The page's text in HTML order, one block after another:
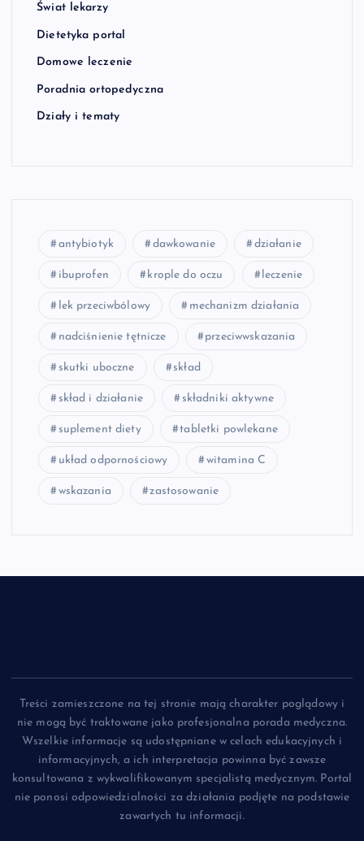
Świat lekarzy
Dietetyka portal
Domowe leczenie
Poradnia ortopedyczna
Działy i tematy
antybiotyk dawkowanie działanie
ibuprofen krople do oczu leczenie
lek przeciwbólowy mechanizm działania
nadciśnienie tętnicze przeciwwskazania
skutki uboczne skład
skład i działanie składniki aktywne
suplement diety tabletki powlekane
układ odpornościowy witamina C
wskazania zastosowanie
Treści zamieszczone na tej stronie mają charakter poglądowy i
nie mogą być traktowane jako profesjonalna porada medyczna.
Wszelkie informacje są udostępniane w celach edukacyjnych i
informacyjnych, a ich interpretacja powinna być zawsze
konsultowana z wykwalifikowanym specjalistą medycznym. Portal
nie ponosi odpowiedzialności za działania podjęte na podstawie
zawartych tu informacji.